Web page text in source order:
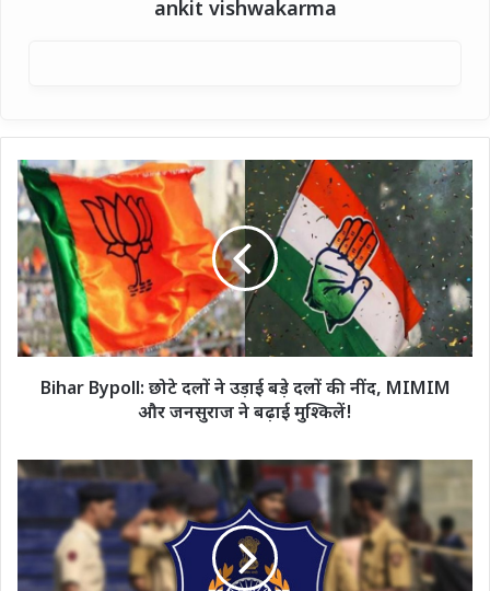
ankit vishwakarma
Bihar
Bypoll:
छोटे
दलों
ने
उड़ाई
बड़े
दलों
की
MIMIM
ने
बढ़ाई
मुश्किलें!
Bihar Bypoll: छोटे दलों ने उड़ाई बड़े दलों की नींद, MIMIM
और जनसुराज ने बढ़ाई मुश्किलें!
ईमेल
जरिए
होटलों